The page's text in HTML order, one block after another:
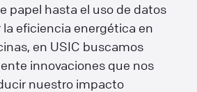
papel hasta el uso de datos
la eficiencia energética en
en USIC buscamos
innovaciones que nos
nuestro impacto